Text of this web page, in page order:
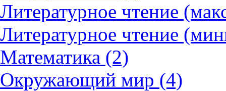
Литературное чтение
Литературное чтение
Математика (2)
Окружающий мир (4)